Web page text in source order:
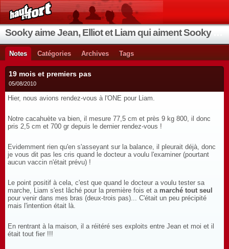
Notes Catégories Archives Tags
19 mois et premiers pas
05/08/2010
Hier, nous avions rendez-vous à l'ONE pour Liam.
Notre cacahuète va bien, il mesure 77,5 cm et près 9 kg 800, il donc
pris 2,5 cm et 700 gr depuis le dernier rendez-vous !
Evidemment rien qu'en s'asseyant sur la balance, il pleurait déjà, donc
je vous dit pas les cris quand le docteur a voulu l'examiner (pourtant
aucun vaccin n'était prévu) !
Le point positif à cela, c'est que quand le docteur a voulu tester sa
marche, Liam s'est lâché pour la première fois et a marché tout seul
pour venir dans mes bras (deux-trois pas)... C'était un peu précipité
mais l'intention était là.
En rentrant à la maison, il a réitéré ses exploits entre Jean et moi et il
était tout fier !!!